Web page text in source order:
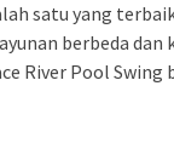
satu yang
berbeda
River Pool Swing